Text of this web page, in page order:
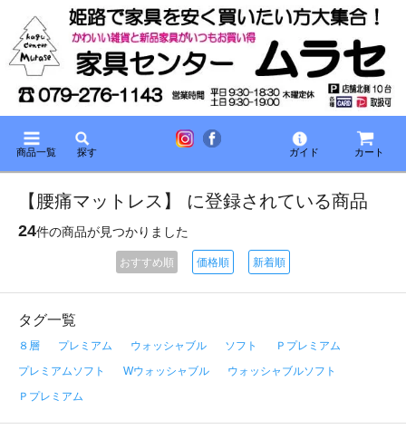
商品一覧 探す ガイド カート
【腰痛マットレス】 に登録されている商品
24件の商品が見つかりました
おすすめ順 価格順 新着順
タグ一覧
８層 プレミアム ウォッシャブル ソフト
Ｐプレミアム
プレミアムソフト
Wウォッシャブル
ウォッシャブルソフト
Ｐプレミアム